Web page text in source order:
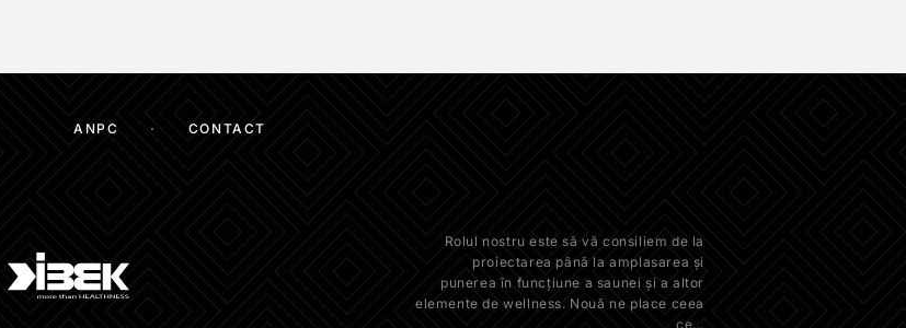
ANPC CONTACT
Rolul nostru este să vă consiliem de la
proiectarea până la amplasarea și
punerea în funcțiune a saunei și a altor
elemente de wellness. Nouă ne place ceea
ce...